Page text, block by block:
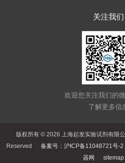
关注我们
欢迎您关注我们的
了解更多信
版权所有 © 2026 上海起发实验试剂有限
Reserved 备案号：沪ICP备11048721号-2
器网